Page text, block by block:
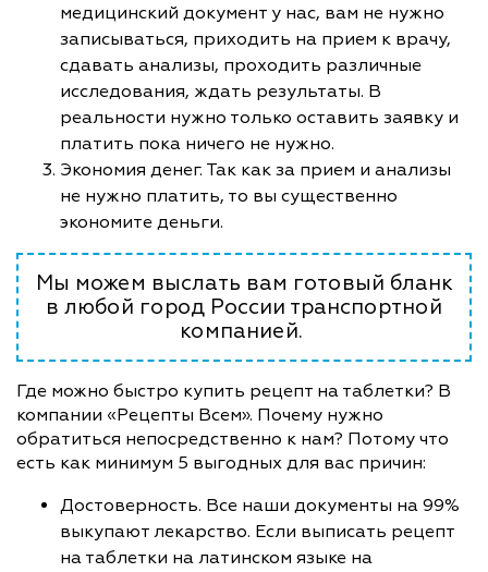
медицинский документ у нас, вам не нужно
записываться, приходить на прием к врачу,
сдавать анализы, проходить различные
исследования, ждать результаты. В
реальности нужно только оставить заявку и
платить пока ничего не нужно.
Экономия денег. Так как за прием и анализы
не нужно платить, то вы существенно
экономите деньги.
Мы можем выслать вам готовый бланк
в любой город России транспортной
компанией.
Где можно быстро купить рецепт на таблетки? В
компании «Рецепты Всем». Почему нужно
обратиться непосредственно к нам? Потому что
есть как минимум 5 выгодных для вас причин:
Достоверность. Все наши документы на 99%
выкупают лекарство. Если выписать рецепт
на таблетки на латинском языке на